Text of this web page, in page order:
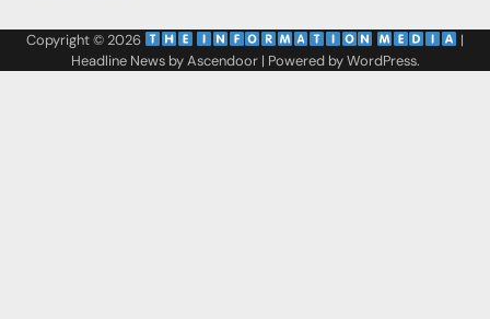
Copyright © 2026
|
Headline News byAscendoor| Powered byWordPress.